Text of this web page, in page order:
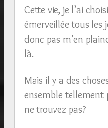
Cette vie, je l’ai
émerveillée tous les
donc pas m’en
là.
Mais il y a des
ensemble tellement
ne trouvez pas?